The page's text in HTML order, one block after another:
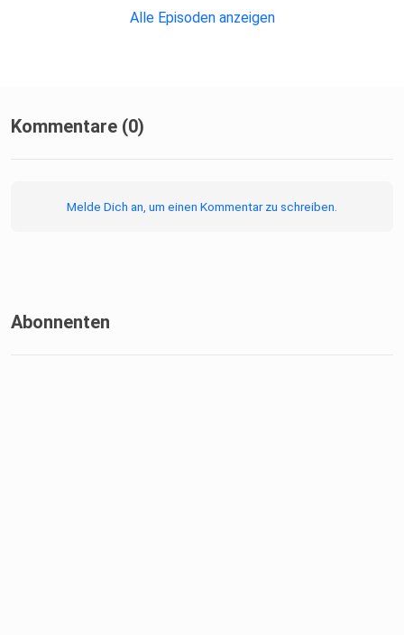
Alle Episoden anzeigen
Kommentare (0)
Melde Dich an, um einen Kommentar zu schreiben.
Abonnenten